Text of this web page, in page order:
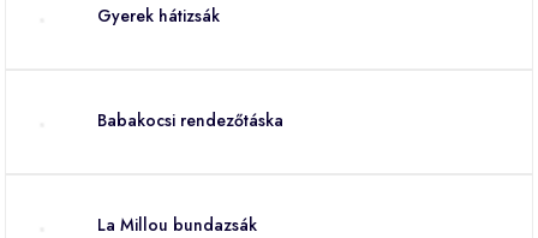
Gyerek hátizsák
Babakocsi rendezőtáska
La Millou bundazsák